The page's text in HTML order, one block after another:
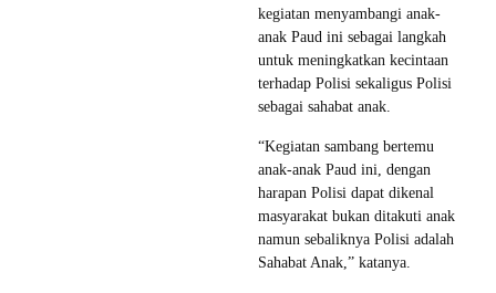
kegiatan menyambangi anak-
anak Paud ini sebagai langkah
untuk meningkatkan kecintaan
terhadap Polisi sekaligus Polisi
sebagai sahabat anak.
“Kegiatan sambang bertemu
anak-anak Paud ini, dengan
harapan Polisi dapat dikenal
masyarakat bukan ditakuti anak
namun sebaliknya Polisi adalah
Sahabat Anak,” katanya.